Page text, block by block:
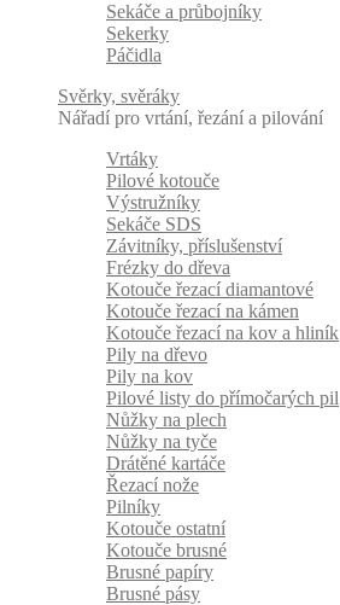
Sekáče a průbojníky
Sekerky
Páčidla
Svěrky, svěráky
Nářadí pro vrtání, řezání a pilování
Vrtáky
Pilové kotouče
Výstružníky
Sekáče SDS
Závitníky, příslušenství
Frézky do dřeva
Kotouče řezací diamantové
Kotouče řezací na kámen
Kotouče řezací na kov a hliník
Pily na dřevo
Pily na kov
Pilové listy do přímočarých pil
Nůžky na plech
Nůžky na tyče
Drátěné kartáče
Řezací nože
Pilníky
Kotouče ostatní
Kotouče brusné
Brusné papíry
Brusné pásy